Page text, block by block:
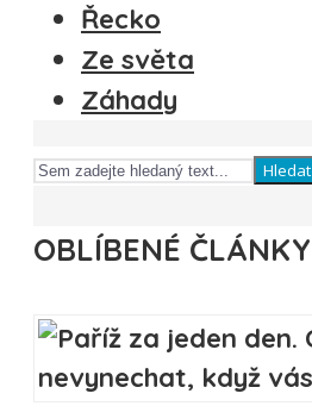
Řecko
Ze světa
Záhady
Hledat
OBLÍBENÉ ČLÁNKY